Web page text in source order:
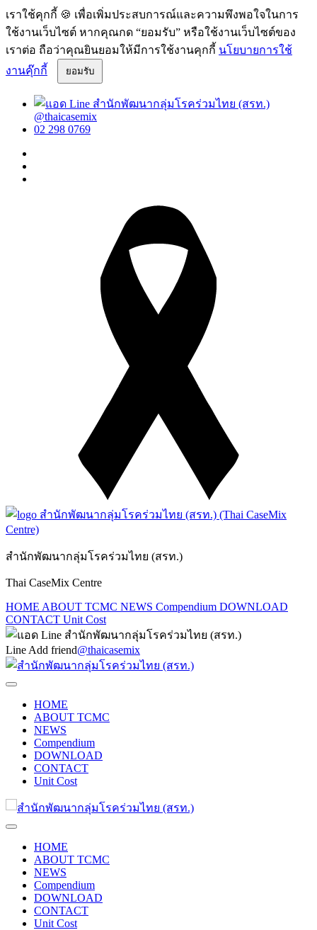
เราใช้คุกกี้ 🍪 เพื่อเพิ่มประสบการณ์และความพึงพอใจในการ
ใช้งานเว็บไซต์ หากคุณกด “ยอมรับ” หรือใช้งานเว็บไซต์ของ
เราต่อ ถือว่าคุณยินยอมให้มีการใช้งานคุกกี้ นโยบายการใช้
งานคุ๊กกี้
ยอมรับ
@thaicasemix
02 298 0769
สำนักพัฒนากลุ่มโรคร่วมไทย (สรท.)
Thai CaseMix Centre
HOME ABOUT TCMC NEWS Compendium DOWNLOAD
CONTACT Unit Cost
Line Add friend@thaicasemix
HOME
ABOUT TCMC
NEWS
Compendium
DOWNLOAD
CONTACT
Unit Cost
HOME
ABOUT TCMC
NEWS
Compendium
DOWNLOAD
CONTACT
Unit Cost